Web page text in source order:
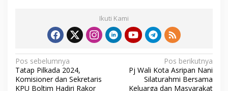
Ikuti Kami
N
a
Pos sebelumnya
Tatap Pilkada 2024,
Komisioner dan Sekretaris
KPU Boltim Hadiri Rakor
Pos berikutnya
Pj Wali Kota Asripan Nani
Silaturahmi Bersama
Keluarga dan Masyarakat